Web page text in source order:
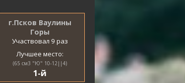
г.Псков Ваулины
Горы
Участвовал 9 раз
Лучшее место:
(65 см3 "Ю" 10-12||4)
1-й